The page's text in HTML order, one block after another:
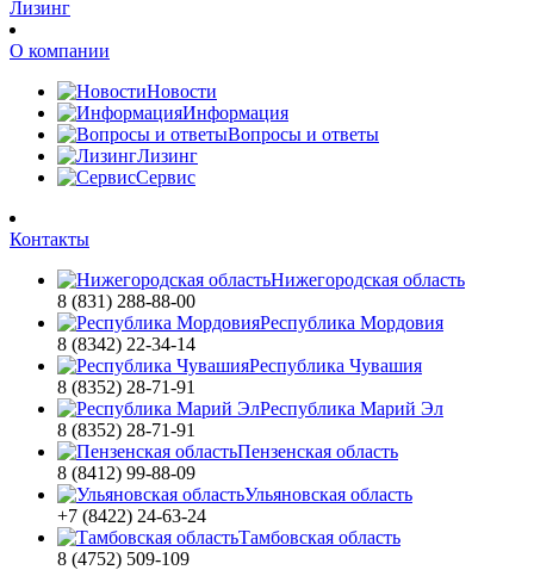
Лизинг
О компании
Новости
Информация
Вопросы и ответы
Лизинг
Сервис
Контакты
Нижегородская область
8 (831) 288-88-00
Республика Мордовия
8 (8342) 22-34-14
Республика Чувашия
8 (8352) 28-71-91
Республика Марий Эл
8 (8352) 28-71-91
Пензенская область
8 (8412) 99-88-09
Ульяновская область
+7 (8422) 24-63-24
Тамбовская область
8 (4752) 509-109